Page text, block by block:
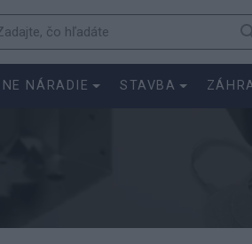
NÁRADIE STAVBA